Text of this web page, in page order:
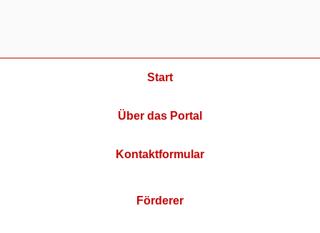
Start
Über das Portal
Kontaktformular
Förderer